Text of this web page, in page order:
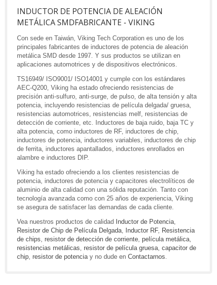
INDUCTOR DE POTENCIA DE ALEACIÓN
METÁLICA SMDFABRICANTE - VIKING
Con sede en Taiwán, Viking Tech Corporation es uno de los
principales fabricantes de inductores de potencia de aleación
metálica SMD desde 1997. Y sus productos se utilizan en
aplicaciones automotrices y de dispositivos electrónicos.
TS16949/ ISO9001/ ISO14001 y cumple con los estándares
AEC-Q200, Viking ha estado ofreciendo resistencias de
precisión anti-sulfuro, anti-surge, de pulso, de alta tensión y alta
potencia, incluyendo resistencias de película delgada/ gruesa,
resistencias automotrices, resistencias melf, resistencias de
detección de corriente, etc. Inductores de baja ruido, baja TC y
alta potencia, como inductores de RF, inductores de chip,
inductores de potencia, inductores variables, inductores de chip
de ferrita, inductores apantallados, inductores enrollados en
alambre e inductores DIP.
Viking ha estado ofreciendo a los clientes resistencias de
potencia, inductores de potencia y capacitores electrolíticos de
aluminio de alta calidad con una sólida reputación. Tanto con
tecnología avanzada como con 25 años de experiencia, Viking
se asegura de satisfacer las demandas de cada cliente.
Vea nuestros productos de calidad
Inductor de Potencia,
Resistor de Chip de Película Delgada, Inductor RF, Resistencia
de chips, resistor de detección de corriente, película metálica,
resistencias metálicas, resistor de película gruesa, capacitor de
chip, resistor de potenciay no dude en Contactarnos.